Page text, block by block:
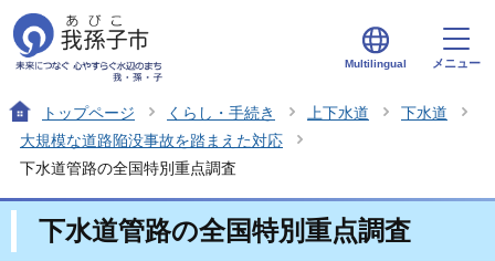
Multilingual メニュー
トップページ くらし・手続き 上下水道
下水道
大規模な道路陥没事故を踏まえた対応
下水道管路の全国特別重点調査
下水道管路の全国特別重点調査